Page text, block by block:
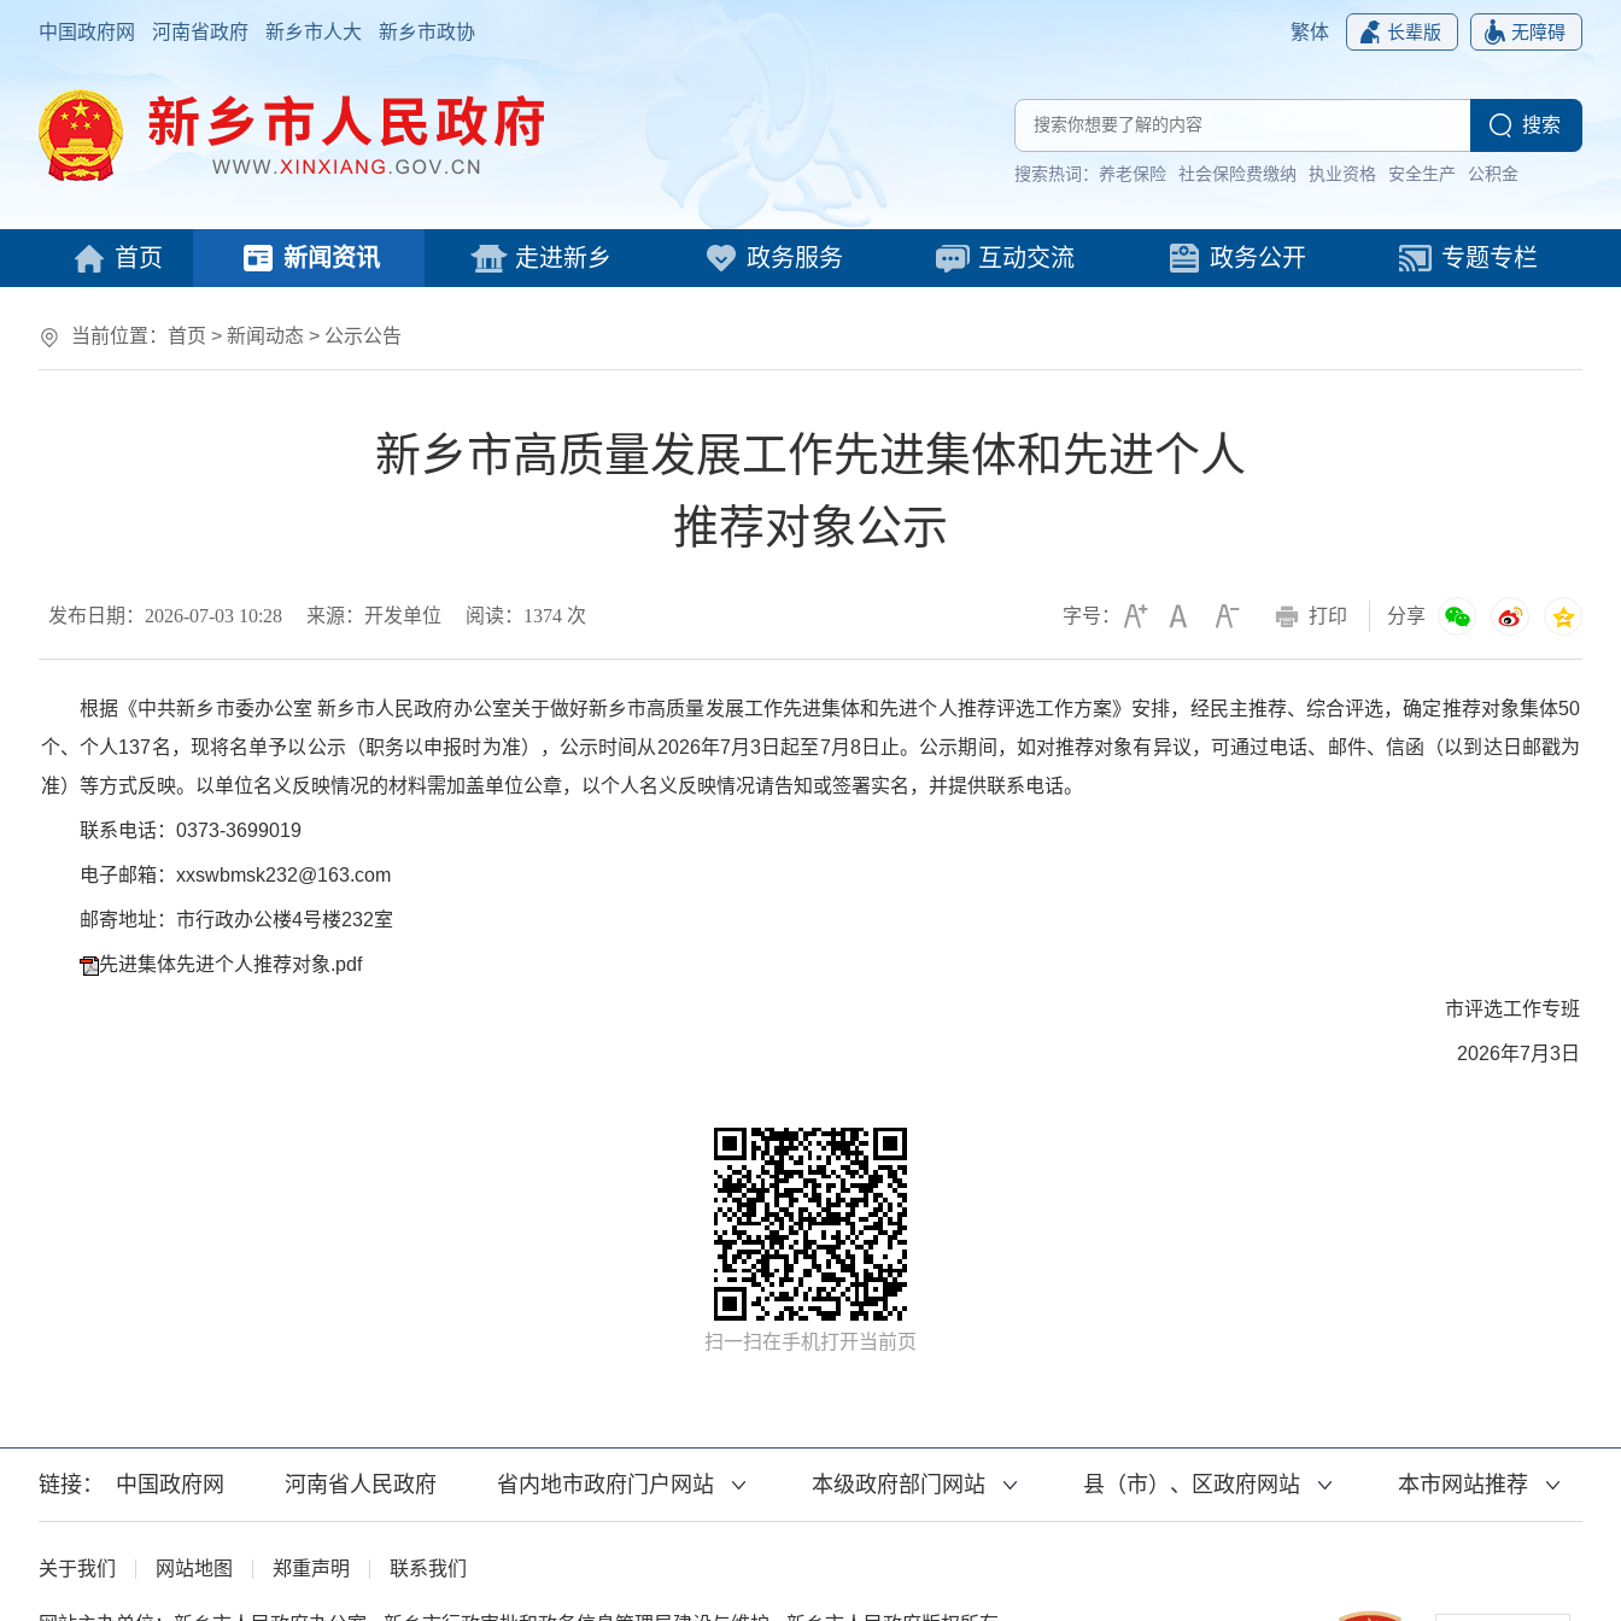
中国政府网 河南省政府 新乡市人大 新乡市政协 繁体 长辈版 无障碍
搜索热词： 养老保险 社会保险费缴纳 执业资格 安全生产 公积金
首页 新闻资讯 走进新乡 政务服务 互动交流 政务公开 专题专栏
当前位置： 首页 > 新闻动态 > 公示公告
新乡市高质量发展工作先进集体和先进个人
推荐对象公示
发布日期：2026-07-03 10:28 来源：开发单位 阅读： 1374 次 字号： 打印 分享
根据《中共新乡市委办公室 新乡市人民政府办公室关于做好新乡市高质量发展工作先进集体和先进个人推荐评选工作方案》安排，经民主推荐、综合评选，确定推荐对象集体50
个、个人137名，现将名单予以公示（职务以申报时为准），公示时间从2026年7月3日起至7月8日止。公示期间，如对推荐对象有异议，可通过电话、邮件、信函（以到达日邮戳为
准）等方式反映。以单位名义反映情况的材料需加盖单位公章，以个人名义反映情况请告知或签署实名，并提供联系电话。
联系电话：0373-3699019
电子邮箱：xxswbmsk232@163.com
邮寄地址：市行政办公楼4号楼232室
先进集体先进个人推荐对象.pdf
市评选工作专班
2026年7月3日
扫一扫在手机打开当前页
链接： 中国政府网 河南省人民政府 省内地市政府门户网站 本级政府部门网站 县（市）、区政府网站 本市网站推荐
关于我们 网站地图 郑重声明 联系我们